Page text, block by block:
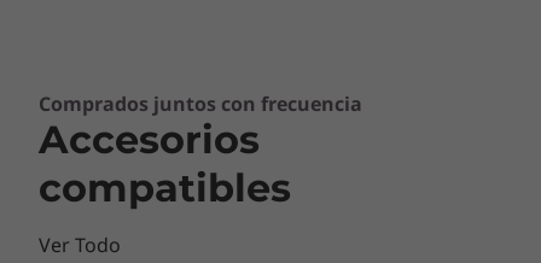
Comprados juntos con frecuencia
Accesorios
compatibles
Ver Todo